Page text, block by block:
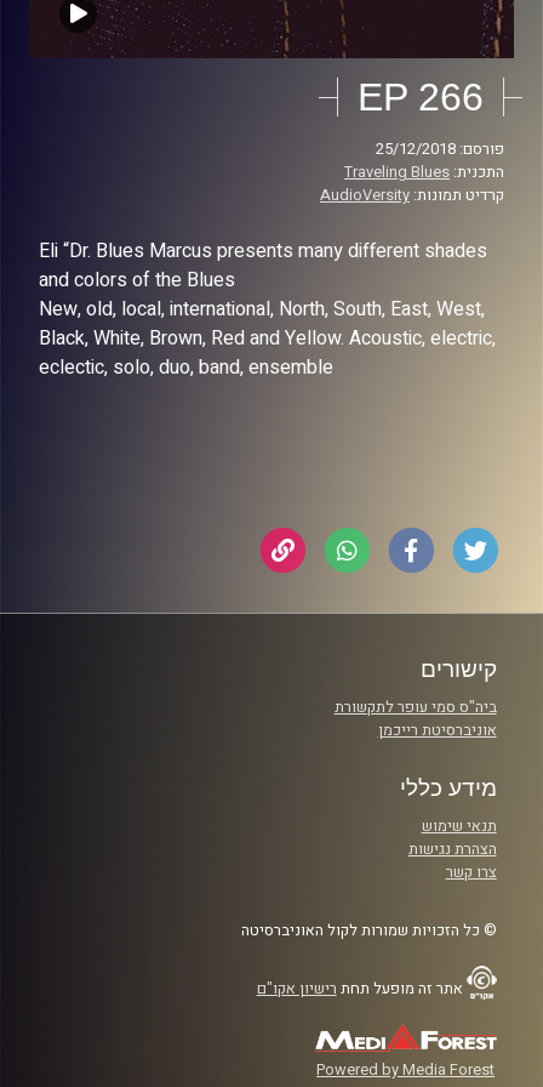
EP 266
פורסם: 25/12/2018
התכנית: Traveling Blues
קרדיט תמונות: AudioVersity
Eli “Dr. Blues Marcus presents many different shades
and colors of the Blues
New, old, local, international, North, South, East, West,
Black, White, Brown, Red and Yellow. Acoustic, electric,
eclectic, solo, duo, band, ensemble
קישורים
ביה"ס סמי עופר לתקשורת
אוניברסיטת רייכמן
מידע כללי
תנאי שימוש
הצהרת נגישות
צרו קשר
© כל הזכויות שמורות לקול האוניברסיטה
אתר זה מופעל תחת רישיון אקו"ם
Powered by Media Forest